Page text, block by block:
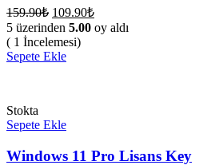
159.90₺ Orijinal
fiyat:
159.90₺.
109.90₺Şu
andaki
fiyat:
5 üzerinden 5.00 oy aldı
( 1 İncelemesi)
Sepete Ekle
Stokta
Sepete Ekle
Windows 11 Pro Lisans Key